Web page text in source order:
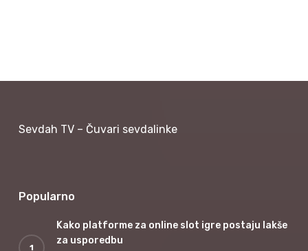
Sevdah TV – Čuvari sevdalinke
Popularno
Kako platforme za online slot igre postaju lakše
za usporedbu